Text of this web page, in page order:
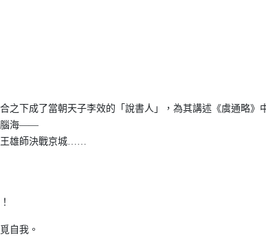
下成了當朝天子李效的「說書人」，為其講述《虞通略》
腦海——
王雄師決戰京城……
自我。